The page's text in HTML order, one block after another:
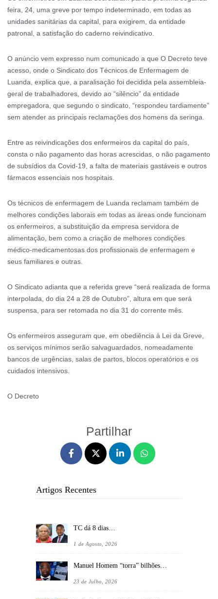
feira, 24, uma greve por tempo indeterminado, em todas as
unidades sanitárias da capital, para exigirem, da entidade
patronal, a satisfação do caderno reivindicativo.
O anúncio vem expresso num comunicado a que O Decreto teve
acesso, onde o Sindicato dos Técnicos de Enfermagem de
Luanda, explica que, a paralisação foi decidida pela assembleia-
geral de trabalhadores, devido ao “silêncio” da entidade
empregadora, que segundo o sindicato, “respondeu tardiamente”
sem atender as principais reclamações dos homens da seringa.
Entre as reivindicações dos enfermeiros da capital do país,
consta o não pagamento das horas acrescidas, o não pagamento
de subsídios da Covid-19, a falta de materiais gastáveis e outros
fármacos essenciais nos hospitais.
Os técnicos de enfermagem de Luanda reclamam também de
melhores condições laborais em todas as áreas onde funcionam
os enfermeiros, a substituição da empresa servidora de
alimentação, bem como a criação de melhores condições
médico-medicamentosas dos profissionais de enfermagem e
seus familiares e outras.
O Sindicato adianta que a referida greve “será realizada de forma
interpolada, do dia 24 a 28 de Outubro”, altura em que será
suspensa, para ser retomada no dia 31 do corrente mês.
Os enfermeiros asseguram que, em obediência à Lei da Greve,
os serviços mínimos serão salvaguardados, nomeadamente
bancos de urgências, salas de partos, blocos operatórios e os
cuidados intensivos.
O Decreto
Partilhar
Artigos Recentes
TC dá 8 dias…
1 de Agosto, 2026
Manuel Homem “torra” bilhões…
23 de Julho, 2026